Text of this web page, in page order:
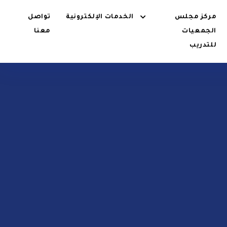
مركز مجلس
الجمعيات
للتدريب
الخدمات الإلكترونية
تواصل
معنا